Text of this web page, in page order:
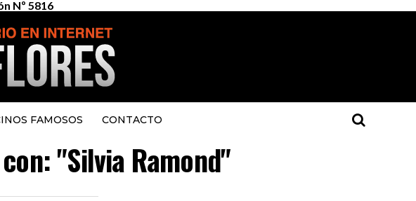
Nº 5816
FAMOSOS CONTACTO
"Silvia Ramond"